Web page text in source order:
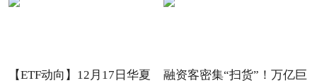
【ETF动向】12月17日华夏
融资客密集“扫货”！万亿巨